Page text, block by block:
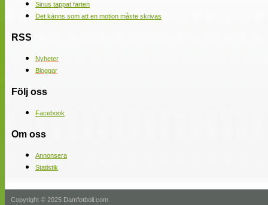
Sirius tappat farten
Det känns som att en motion måste skrivas
RSS
Nyheter
Bloggar
Följ oss
Facebook
Om oss
Annonsera
Statistik
Copyright © 2025 Damfotboll.com